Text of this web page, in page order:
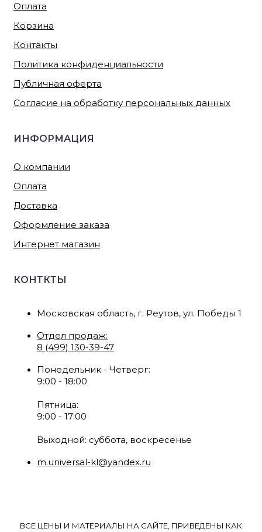
Оплата
Корзина
Контакты
Политика конфиденциальности
Публичная оферта
Согласие на обработку персональных данных
ИНФОРМАЦИЯ
О компании
Оплата
Доставка
Оформление заказа
Интернет магазин
КОНТКТЫ
Московская область, г. Реутов, ул. Победы 1
Отдел продаж:
8 (499) 130-39-47
Понедельник - Четверг:
9:00 - 18:00
Пятница:
9:00 - 17:00
Выходной: суббота, воскресенье
m.universal-kl@yandex.ru
ВСЕ ЦЕНЫ И МАТЕРИАЛЫ НА САЙТЕ, ПРИВЕДЕНЫ КАК